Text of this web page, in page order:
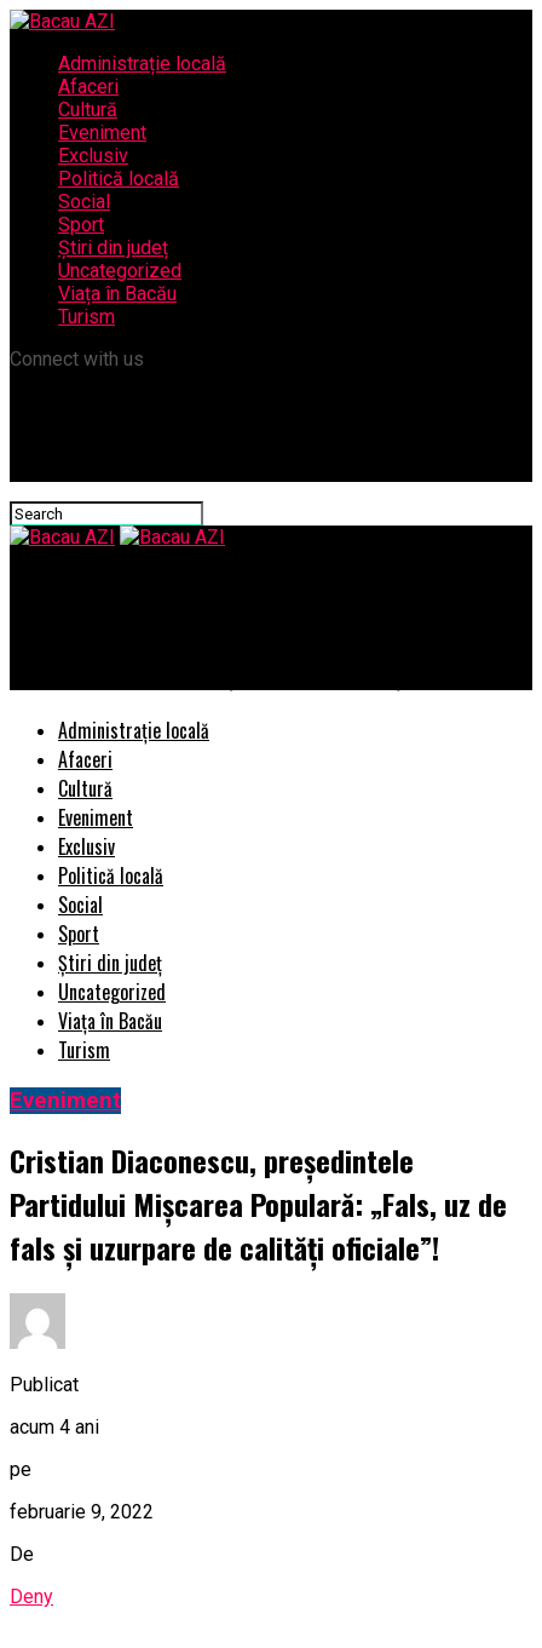
Administrație locală
Afaceri
Cultură
Eveniment
Exclusiv
Politică locală
Social
Sport
Știri din județ
Uncategorized
Viața în Bacău
Turism
Connect with us
Administrație locală
Afaceri
Cultură
Eveniment
Exclusiv
Politică locală
Social
Sport
Știri din județ
Uncategorized
Viața în Bacău
Turism
Eveniment
Cristian Diaconescu, preşedintele
Partidului Mişcarea Populară: „Fals, uz de
fals și uzurpare de calități oficiale”!
Publicat
acum 4 ani
pe
februarie 9, 2022
De
Deny